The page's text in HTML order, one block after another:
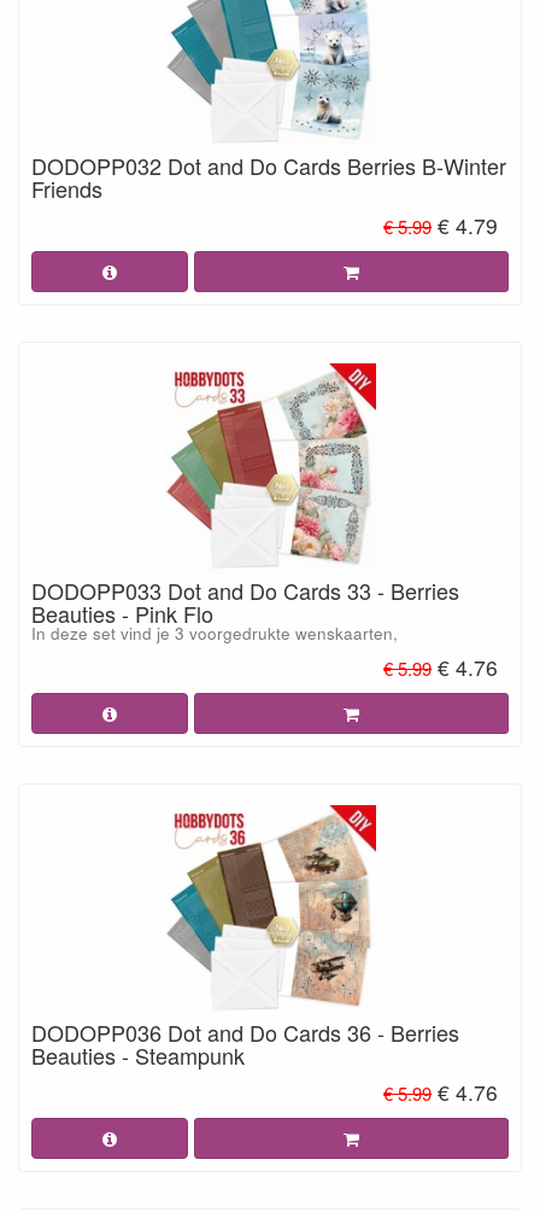
DODOPP032 Dot and Do Cards Berries B-Winter
Friends
€ 5.99 € 4.79
DODOPP033 Dot and Do Cards 33 - Berries
Beauties - Pink Flo
In deze set vind je 3 voorgedrukte wenskaarten,
€ 5.99 € 4.76
DODOPP036 Dot and Do Cards 36 - Berries
Beauties - Steampunk
€ 5.99 € 4.76